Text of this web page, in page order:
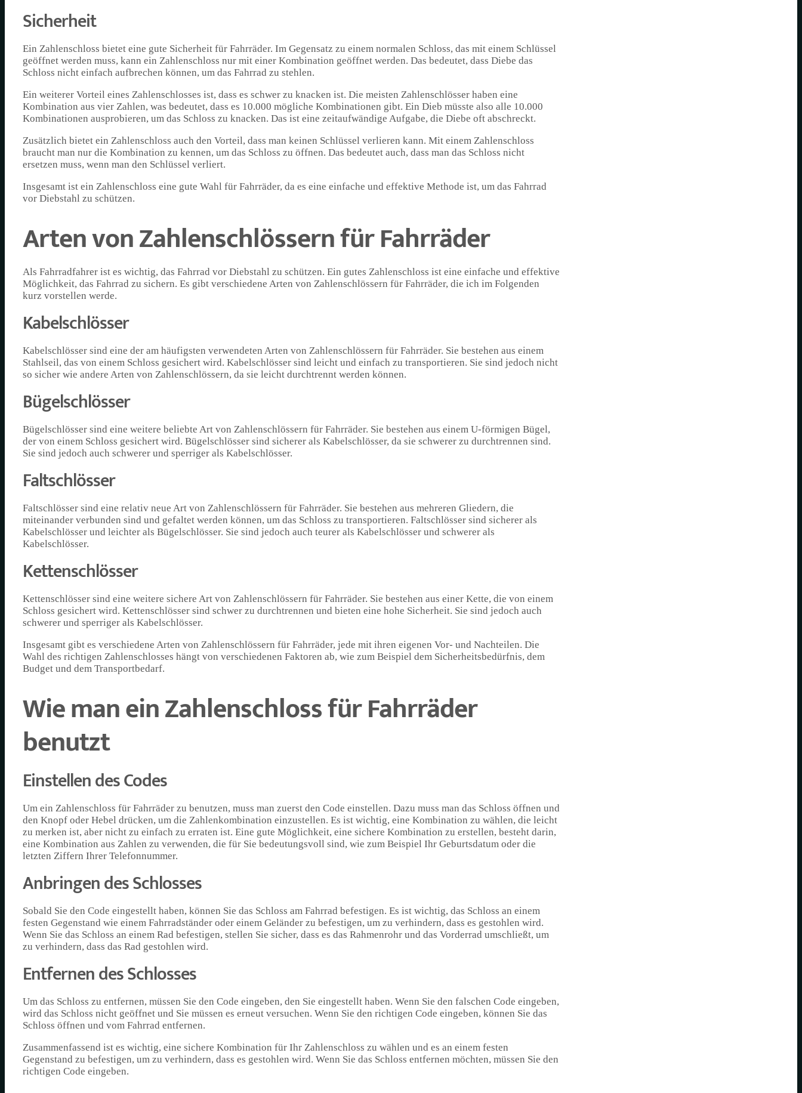
Sicherheit
Ein Zahlenschloss bietet eine gute Sicherheit für Fahrräder. Im Gegensatz zu einem normalen Schloss, das mit einem Schlüssel
geöffnet werden muss, kann ein Zahlenschloss nur mit einer Kombination geöffnet werden. Das bedeutet, dass Diebe das
Schloss nicht einfach aufbrechen können, um das Fahrrad zu stehlen.
Ein weiterer Vorteil eines Zahlenschlosses ist, dass es schwer zu knacken ist. Die meisten Zahlenschlösser haben eine
Kombination aus vier Zahlen, was bedeutet, dass es 10.000 mögliche Kombinationen gibt. Ein Dieb müsste also alle 10.000
Kombinationen ausprobieren, um das Schloss zu knacken. Das ist eine zeitaufwändige Aufgabe, die Diebe oft abschreckt.
Zusätzlich bietet ein Zahlenschloss auch den Vorteil, dass man keinen Schlüssel verlieren kann. Mit einem Zahlenschloss
braucht man nur die Kombination zu kennen, um das Schloss zu öffnen. Das bedeutet auch, dass man das Schloss nicht
ersetzen muss, wenn man den Schlüssel verliert.
Insgesamt ist ein Zahlenschloss eine gute Wahl für Fahrräder, da es eine einfache und effektive Methode ist, um das Fahrrad
vor Diebstahl zu schützen.
Arten von Zahlenschlössern für Fahrräder
Als Fahrradfahrer ist es wichtig, das Fahrrad vor Diebstahl zu schützen. Ein gutes Zahlenschloss ist eine einfache und effektive
Möglichkeit, das Fahrrad zu sichern. Es gibt verschiedene Arten von Zahlenschlössern für Fahrräder, die ich im Folgenden
kurz vorstellen werde.
Kabelschlösser
Kabelschlösser sind eine der am häufigsten verwendeten Arten von Zahlenschlössern für Fahrräder. Sie bestehen aus einem
Stahlseil, das von einem Schloss gesichert wird. Kabelschlösser sind leicht und einfach zu transportieren. Sie sind jedoch nicht
so sicher wie andere Arten von Zahlenschlössern, da sie leicht durchtrennt werden können.
Bügelschlösser
Bügelschlösser sind eine weitere beliebte Art von Zahlenschlössern für Fahrräder. Sie bestehen aus einem U-förmigen Bügel,
der von einem Schloss gesichert wird. Bügelschlösser sind sicherer als Kabelschlösser, da sie schwerer zu durchtrennen sind.
Sie sind jedoch auch schwerer und sperriger als Kabelschlösser.
Faltschlösser
Faltschlösser sind eine relativ neue Art von Zahlenschlössern für Fahrräder. Sie bestehen aus mehreren Gliedern, die
miteinander verbunden sind und gefaltet werden können, um das Schloss zu transportieren. Faltschlösser sind sicherer als
Kabelschlösser und leichter als Bügelschlösser. Sie sind jedoch auch teurer als Kabelschlösser und schwerer als
Kabelschlösser.
Kettenschlösser
Kettenschlösser sind eine weitere sichere Art von Zahlenschlössern für Fahrräder. Sie bestehen aus einer Kette, die von einem
Schloss gesichert wird. Kettenschlösser sind schwer zu durchtrennen und bieten eine hohe Sicherheit. Sie sind jedoch auch
schwerer und sperriger als Kabelschlösser.
Insgesamt gibt es verschiedene Arten von Zahlenschlössern für Fahrräder, jede mit ihren eigenen Vor- und Nachteilen. Die
Wahl des richtigen Zahlenschlosses hängt von verschiedenen Faktoren ab, wie zum Beispiel dem Sicherheitsbedürfnis, dem
Budget und dem Transportbedarf.
Wie man ein Zahlenschloss für Fahrräder
benutzt
Einstellen des Codes
Um ein Zahlenschloss für Fahrräder zu benutzen, muss man zuerst den Code einstellen. Dazu muss man das Schloss öffnen und
den Knopf oder Hebel drücken, um die Zahlenkombination einzustellen. Es ist wichtig, eine Kombination zu wählen, die leicht
zu merken ist, aber nicht zu einfach zu erraten ist. Eine gute Möglichkeit, eine sichere Kombination zu erstellen, besteht darin,
eine Kombination aus Zahlen zu verwenden, die für Sie bedeutungsvoll sind, wie zum Beispiel Ihr Geburtsdatum oder die
letzten Ziffern Ihrer Telefonnummer.
Anbringen des Schlosses
Sobald Sie den Code eingestellt haben, können Sie das Schloss am Fahrrad befestigen. Es ist wichtig, das Schloss an einem
festen Gegenstand wie einem Fahrradständer oder einem Geländer zu befestigen, um zu verhindern, dass es gestohlen wird.
Wenn Sie das Schloss an einem Rad befestigen, stellen Sie sicher, dass es das Rahmenrohr und das Vorderrad umschließt, um
zu verhindern, dass das Rad gestohlen wird.
Entfernen des Schlosses
Um das Schloss zu entfernen, müssen Sie den Code eingeben, den Sie eingestellt haben. Wenn Sie den falschen Code eingeben,
wird das Schloss nicht geöffnet und Sie müssen es erneut versuchen. Wenn Sie den richtigen Code eingeben, können Sie das
Schloss öffnen und vom Fahrrad entfernen.
Zusammenfassend ist es wichtig, eine sichere Kombination für Ihr Zahlenschloss zu wählen und es an einem festen
Gegenstand zu befestigen, um zu verhindern, dass es gestohlen wird. Wenn Sie das Schloss entfernen möchten, müssen Sie den
richtigen Code eingeben.